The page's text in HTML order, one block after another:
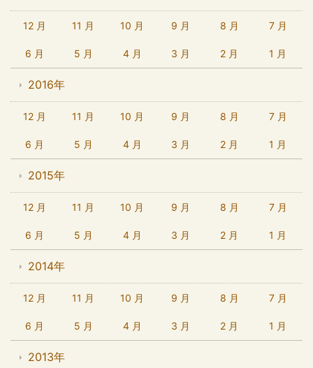
12 月 11 月 10 月 9 月 8 月 7 月
6 月 5 月 4 月 3 月 2 月 1 月
2016年
12 月 11 月 10 月 9 月 8 月 7 月
6 月 5 月 4 月 3 月 2 月 1 月
2015年
12 月 11 月 10 月 9 月 8 月 7 月
6 月 5 月 4 月 3 月 2 月 1 月
2014年
12 月 11 月 10 月 9 月 8 月 7 月
6 月 5 月 4 月 3 月 2 月 1 月
2013年